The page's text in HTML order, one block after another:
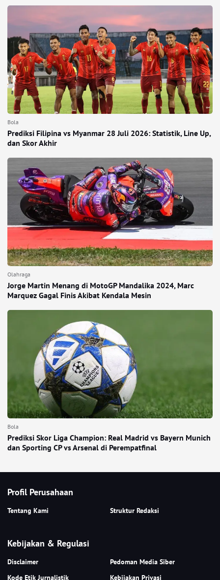
Bola
Prediksi Filipina vs Myanmar 28 Juli 2026: Statistik, Line Up,
dan Skor Akhir
Olahraga
Jorge Martin Menang di MotoGP Mandalika 2024, Marc
Marquez Gagal Finis Akibat Kendala Mesin
Bola
Prediksi Skor Liga Champion: Real Madrid vs Bayern Munich
dan Sporting CP vs Arsenal di Perempatfinal
Profil Perusahaan
Tentang Kami Struktur Redaksi
Kebijakan & Regulasi
Disclaimer
Pedoman Media Siber
Kode Etik Jurnalistik
Kebijakan Privasi